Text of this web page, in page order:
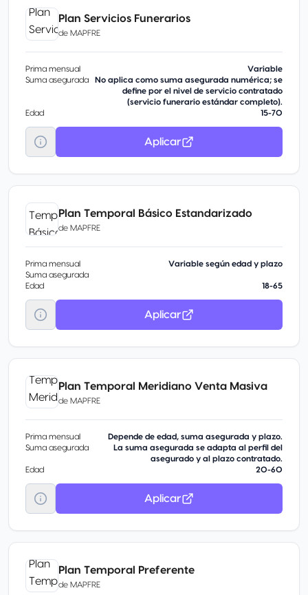
Plan Servicios Funerarios
de MAPFRE
Prima mensual
Variable
Suma asegurada
No aplica como suma asegurada numérica; se
define por el nivel de servicio contratado
(servicio funerario estándar completo).
Edad
15-70
Aplicar
Plan Temporal Básico Estandarizado
de MAPFRE
Prima mensual
Variable según edad y plazo
Suma asegurada
Edad
18-65
Aplicar
Plan Temporal Meridiano Venta Masiva
de MAPFRE
Prima mensual
Depende de edad, suma asegurada y plazo.
Suma asegurada
La suma asegurada se adapta al perfil del
asegurado y al plazo contratado.
Edad
20-60
Aplicar
Plan Temporal Preferente
de MAPFRE